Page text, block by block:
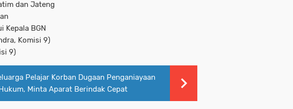
dan Jateng
Kepala BGN
Komisi 9)
9)
Pelajar Korban Dugaan Penganiayaan
Minta Aparat Berindak Cepat